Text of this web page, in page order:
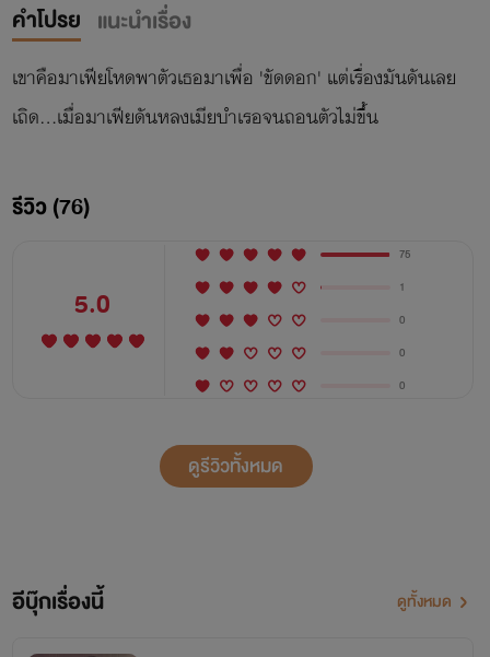
คำโปรย แนะนำเรื่อง
เขาคือมาเฟียโหดพาตัวเธอมาเพื่อ 'ขัดดอก' แต่เรื่องมันดันเลย
เถิด...เมื่อมาเฟียดันหลงเมียบำเรอจนถอนตัวไม่ขึ้น
รีวิว (76)
5.0
75
1
0
0
0
ดูรีวิวทั้งหมด
อีบุ๊กเรื่องนี้ ดูทั้งหมด